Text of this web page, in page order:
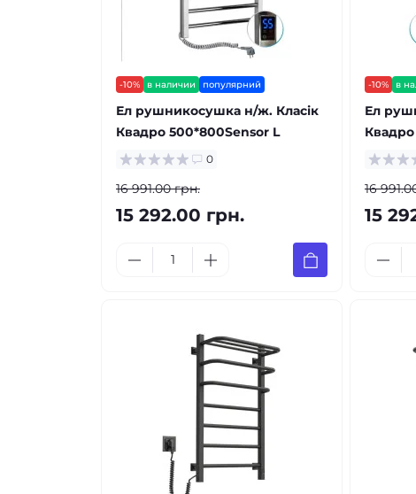
-10% в наличии популярний
Ел рушникосушка н/ж. Класік
Квадро 500*800Sensor L
0
16 991.00 грн.
15 292.00 грн.
-10% в
Ел
16
15